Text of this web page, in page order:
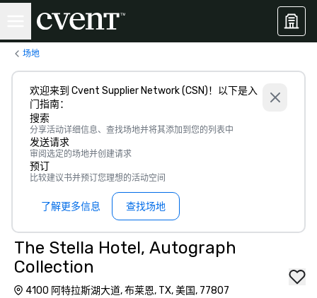
场地
欢迎来到 Cvent Supplier Network (CSN)！以下是入
门指南：
搜索
分享活动详细信息、查找场地并将其添加到您的列表中
发送请求
审阅选定的场地并创建请求
预订
比较建议书并预订您理想的活动空间
了解更多信息 查找场地
The Stella Hotel, Autograph
Collection
4100 阿特拉斯湖大道, 布莱恩, TX, 美国, 77807